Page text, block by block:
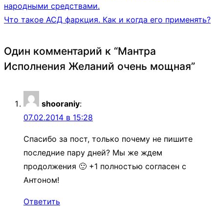
народными средствами.
Что такое АСД фаркция. Как и когда его применять?
Один комментарий к “Мантра
Исполнения Желаний очень мощная”
shooraniy:
07.02.2014 в 15:28
Спасибо за пост, только почему не пишите
последние пару дней? Мы же ждем
продолжения 🙂 +1 полностью согласен с
Антоном!
Ответить